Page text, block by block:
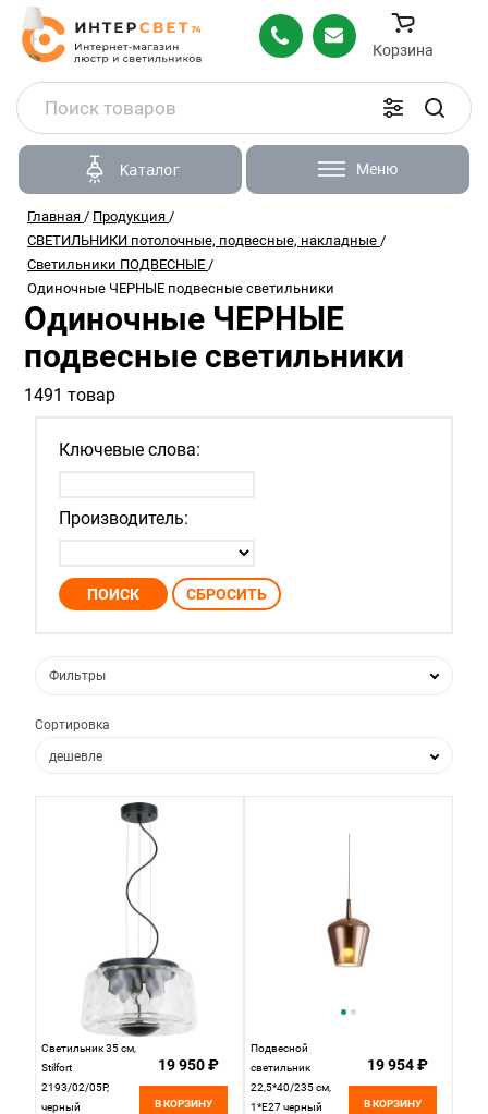
Корзина
Каталог Меню
Главная / Продукция /
СВЕТИЛЬНИКИ потолочные, подвесные, накладные /
Светильники ПОДВЕСНЫЕ /
Одиночные ЧЕРНЫЕ подвесные светильники
Одиночные ЧЕРНЫЕ
подвесные светильники
1491 товар
Ключевые слова:
Производитель:
Фильтры
Сортировка
дешевле
по популярности
Светильник 35 см,
Stilfort
2193/02/05P,
черный
19 950 ₽
В КОРЗИНУ
Подвесной
светильник
22,5*40/235 см,
1*E27 черный
19 954 ₽
В КОРЗИНУ